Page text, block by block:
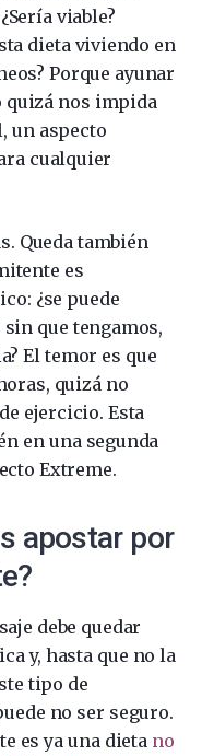
viable?
dieta viviendo en
Porque ayunar
quizá nos impida
un aspecto
cualquier
Queda también
es
¿se puede
que tengamos,
El temor es que
quizá no
ejercicio. Esta
en una segunda
Extreme.
apostar por
debe quedar
y, hasta que no la
tipo de
no ser seguro.
es ya una dieta no